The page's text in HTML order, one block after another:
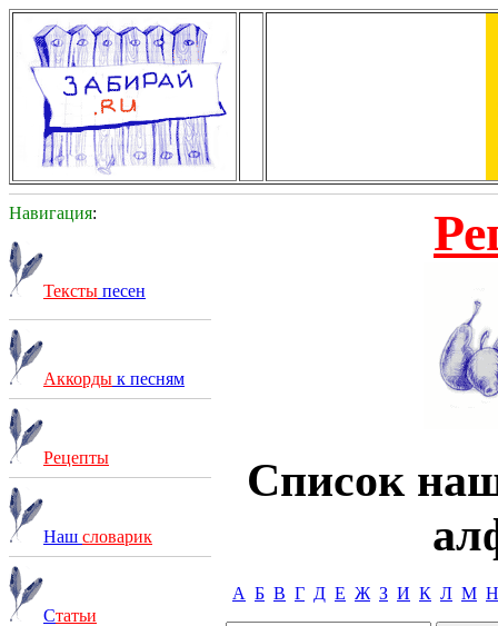
Навигация:
Тексты песен
Аккорды к песням
Рецепты
Наш словарик
Статьи
Список
А Б В Г Д Е Ж З И К Л М Н